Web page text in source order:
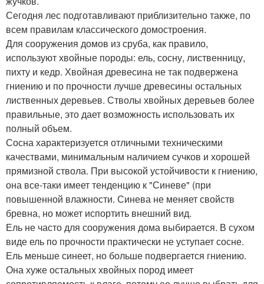
Сегодня лес подготавливают приблизительно также, по
всем правилам классического домостроения.
Для сооружения домов из сруба, как правило,
используют хвойные породы: ель, сосну, лиственницу,
пихту и кедр. Хвойная древесина не так подвержена
гниению и по прочности лучше древесины остальных
лиственных деревьев. Стволы хвойных деревьев более
правильные, это дает возможность использовать их
полный объем.
Сосна характеризуется отличными техническими
качествами, минимальным наличием сучков и хорошей
прямизной ствола. При высокой устойчивости к гниению,
она все-таки имеет тенденцию к "Синеве" (при
повышенной влажности. Синева не меняет свойств
бревна, но может испортить внешний вид.
Ель не часто для сооружения дома выбирается. В сухом
виде ель по прочности практически не уступает сосне.
Ель меньше синеет, но больше подвергается гниению.
Она хуже остальных хвойных пород имеет